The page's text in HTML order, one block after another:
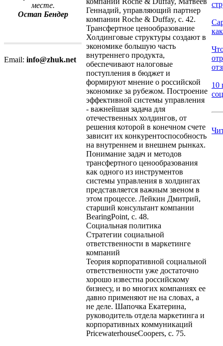
месте.
Остап Бендер
Email: info@zhuk.net
Геннадий, управляющий партнер
компании Roche & Duffay, с. 42.
Трансфертное ценообразование
Холдинговые структуры создают в
экономике большую часть
внутреннего продукта,
обеспечивают налоговые
поступления в бюджет и
формируют мнение о российской
экономике за рубежом. Построение
эффективной системы управления
- важнейшая задача для
отечественных холдингов, от
решения которой в конечном счете
зависит их конкурентоспособность
на внутреннем и внешнем рынках.
Понимание задач и методов
трансфертного ценообразования
как одного из инструментов
системы управления в холдингах
представляется важным звеном в
этом процессе. Лейкин Дмитрий,
старший консультант компании
BearingPoint, с. 48.
Социальная политика
Стратегии социальной
ответственности в маркетинге
компаний
Теория корпоративной социальной
ответственности уже достаточно
хорошо известна российскому
бизнесу, и во многих компаниях ее
давно применяют не на словах, а
не деле. Шапочка Екатерина,
руководитель отдела маркетинга и
корпоративных коммуникаций
PricewaterhouseCoopers, с. 75.
10